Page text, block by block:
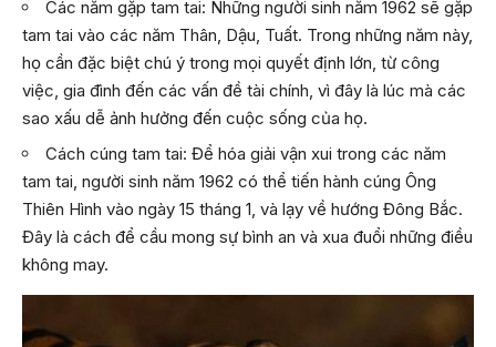
Các năm gặp tam tai: Những người sinh năm 1962 sẽ gặp
tam tai vào các năm Thân, Dậu, Tuất. Trong những năm này,
họ cần đặc biệt chú ý trong mọi quyết định lớn, từ công
việc, gia đình đến các vấn đề tài chính, vì đây là lúc mà các
sao xấu dễ ảnh hưởng đến cuộc sống của họ.
Cách cúng tam tai: Để hóa giải vận xui trong các năm
tam tai, người sinh năm 1962 có thể tiến hành cúng Ông
Thiên Hình vào ngày 15 tháng 1, và lạy về hướng Đông Bắc.
Đây là cách để cầu mong sự bình an và xua đuổi những điều
không may.